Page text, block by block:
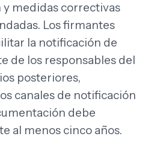
y medidas correctivas
Los firmantes
la notificación de
de los responsables del
posteriores,
canales de notificación
debe
al menos cinco años.